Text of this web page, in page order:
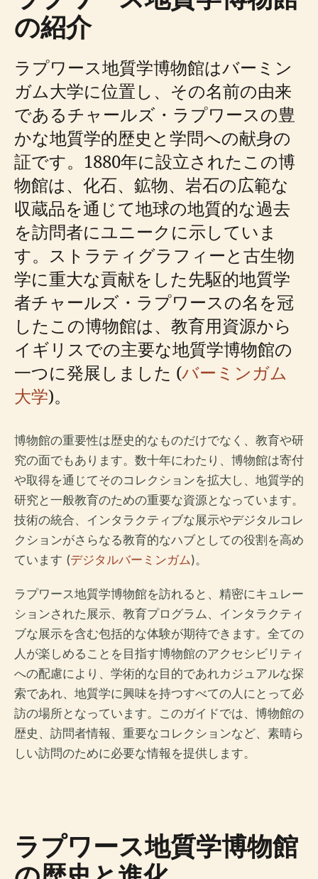
の紹介
ラプワース地質学博物館はバーミン
ガム大学に位置し、その名前の由来
であるチャールズ・ラプワースの豊
かな地質学的歴史と学問への献身の
証です。1880年に設立されたこの博
物館は、化石、鉱物、岩石の広範な
収蔵品を通じて地球の地質的な過去
を訪問者にユニークに示していま
す。ストラティグラフィーと古生物
学に重大な貢献をした先駆的地質学
者チャールズ・ラプワースの名を冠
したこの博物館は、教育用資源から
イギリスでの主要な地質学博物館の
一つに発展しました (バーミンガム
大学)。
博物館の重要性は歴史的なものだけでなく、教育や研
究の面でもあります。数十年にわたり、博物館は寄付
や取得を通じてそのコレクションを拡大し、地質学的
研究と一般教育のための重要な資源となっています。
技術の統合、インタラクティブな展示やデジタルコレ
クションがさらなる教育的なハブとしての役割を高め
ています (デジタルバーミンガム)。
ラプワース地質学博物館を訪れると、精密にキュレー
ションされた展示、教育プログラム、インタラクティ
ブな展示を含む包括的な体験が期待できます。全ての
人が楽しめることを目指す博物館のアクセシビリティ
への配慮により、学術的な目的であれカジュアルな探
索であれ、地質学に興味を持つすべての人にとって必
訪の場所となっています。このガイドでは、博物館の
歴史、訪問者情報、重要なコレクションなど、素晴ら
しい訪問のために必要な情報を提供します。
ラプワース地質学博物館